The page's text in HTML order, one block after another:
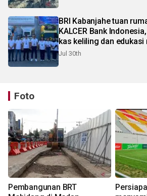
BRI Kabanjahe tuan
KALCER Bank
kas keliling dan
pelosok Karo
Jul 30th
Foto
Pembangunan BRT